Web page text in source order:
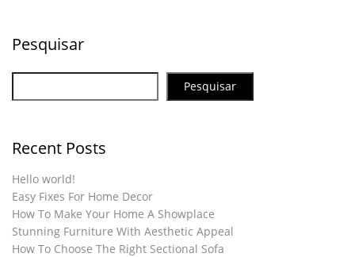
Pesquisar
Pesquisar
Recent Posts
Hello world!
Easy Fixes For Home Decor
How To Make Your Home A Showplace
Stunning Furniture With Aesthetic Appeal
How To Choose The Right Sectional Sofa